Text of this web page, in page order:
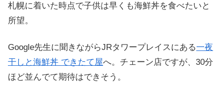
札幌に着いた時点で子供は早くも海鮮丼を食べたいと
所望。
Google先生に聞きながらJRタワープレイスにある一夜
干しと海鮮丼 できたて屋へ。チェーン店ですが、30分
ほど並んでて期待はできそう。